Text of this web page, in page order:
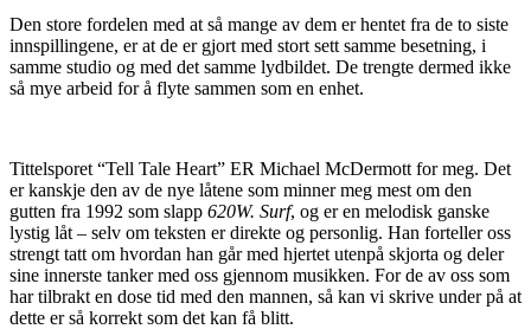
Den store fordelen med at så mange av dem er hentet fra de to siste
innspillingene, er at de er gjort med stort sett samme besetning, i
samme studio og med det samme lydbildet. De trengte dermed ikke
så mye arbeid for å flyte sammen som en enhet.
Tittelsporet “Tell Tale Heart” ER Michael McDermott for meg. Det
er kanskje den av de nye låtene som minner meg mest om den
gutten fra 1992 som slapp 620W. Surf, og er en melodisk ganske
lystig låt – selv om teksten er direkte og personlig. Han forteller oss
strengt tatt om hvordan han går med hjertet utenpå skjorta og deler
sine innerste tanker med oss gjennom musikken. For de av oss som
har tilbrakt en dose tid med den mannen, så kan vi skrive under på at
dette er så korrekt som det kan få blitt.